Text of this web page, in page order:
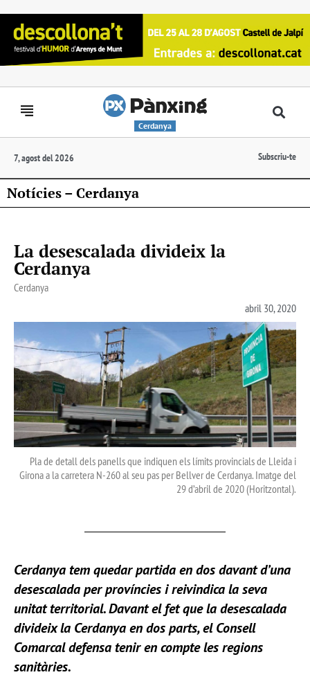
Cerdanya
7, agost del 2026 Subscriu-te
Notícies – Cerdanya
La desescalada divideix la
Cerdanya
Cerdanya
abril 30, 2020
Pla de detall dels panells que indiquen els límits provincials de Lleida i
Girona a la carretera N-260 al seu pas per Bellver de Cerdanya. Imatge del
29 d’abril de 2020 (Horitzontal).
Cerdanya tem quedar partida en dos davant d’una
desescalada per províncies i reivindica la seva
unitat territorial. Davant el fet que la desescalada
divideix la Cerdanya en dos parts, elConsell
Comarcaldefensa tenir en compte les regions
sanitàries.